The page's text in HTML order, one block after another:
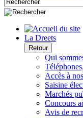
La Dreets
Retour
Qui
Accès à
Saisine
Marchés
Concours
Avis de